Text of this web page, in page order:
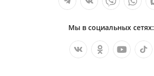
Мы в социальных сетях: